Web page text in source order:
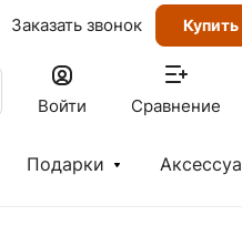
Заказать звонок
Войти Сравнение
Подарки